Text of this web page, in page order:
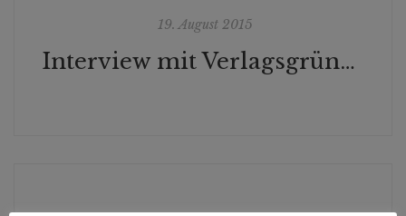
19. August 2015
Interview mit Verlagsgründer Albert C. Eibl über das Verlegen vergessener Bücher im österreichischen Onlinemagazin MOKANT